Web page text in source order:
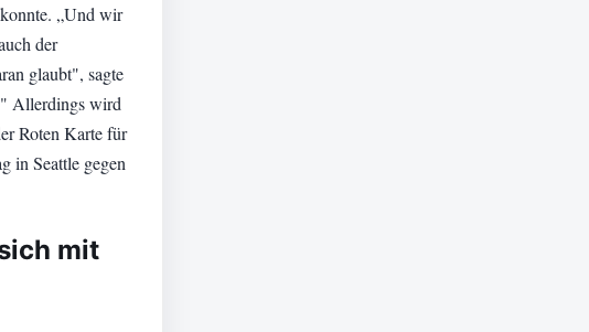
„Und wir
der
glaubt", sagte
Allerdings wird
Roten Karte für
in Seattle gegen
mit